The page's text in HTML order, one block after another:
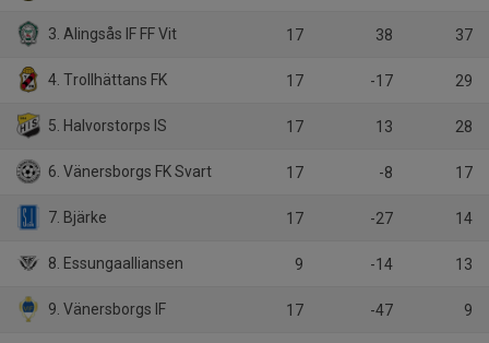
3. Alingsås IF FF Vit 17 38 37
4. Trollhättans FK 17 -17 29
5. Halvorstorps IS 17 13 28
6. Vänersborgs FK Svart 17 -8 17
7. Bjärke 17 -27 14
8. Essungaalliansen 9 -14 13
9. Vänersborgs IF 17 -47 9